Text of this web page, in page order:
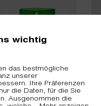
Looops Duftkerze
«Bergluft»
wichtig
das bestmögliche
unserer
Ihre Präferenzen
die Daten, für die Sie
Ausgenommen die